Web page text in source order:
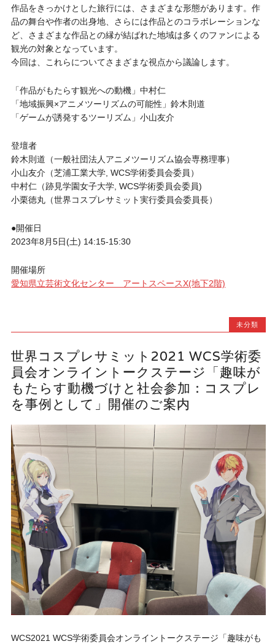
作品をきっかけとした旅行には、さまざまな形態があります。作
品の舞台や作者の出身地、さらには作品とのコラボレーションな
ど、さまざまな作品との縁が結ばれた地域は多くのファンによる
観光の対象となっています。
今回は、これらについてさまざまな視点から議論します。
「作品がもたらす観光への動機」中村仁
「地域振興×アニメツーリズムの可能性」鈴木則道
「ゲームが誘発するツーリズム」小山友介
登壇者
鈴木則道（一般社団法人アニメツーリズム協会専務理事）
小山友介（芝浦工業大学, WCS学術委員会委員）
中村仁（跡見学園女子大学, WCS学術委員会委員)
小栗徳丸（世界コスプレサミット実行委員会委員長）
●開催日
2023年8月5日(土) 14:15-15:30
開催場所
愛知県立芸術文化センター アートスペースX(地下2階)
未分類
世界コスプレサミット2021 WCS学術委
員会オンライントークステージ「趣味が
もたらす動機づけと社会参加：コスプレ
を事例として」開催のご案内
WCS2021 WCS学術委員会オンライントークステージ「趣味がも